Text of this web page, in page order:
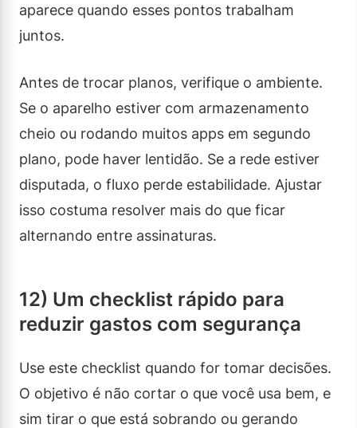
aparece quando esses pontos trabalham
juntos.
Antes de trocar planos, verifique o ambiente.
Se o aparelho estiver com armazenamento
cheio ou rodando muitos apps em segundo
plano, pode haver lentidão. Se a rede estiver
disputada, o fluxo perde estabilidade. Ajustar
isso costuma resolver mais do que ficar
alternando entre assinaturas.
12) Um checklist rápido para
reduzir gastos com segurança
Use este checklist quando for tomar decisões.
O objetivo é não cortar o que você usa bem, e
sim tirar o que está sobrando ou gerando